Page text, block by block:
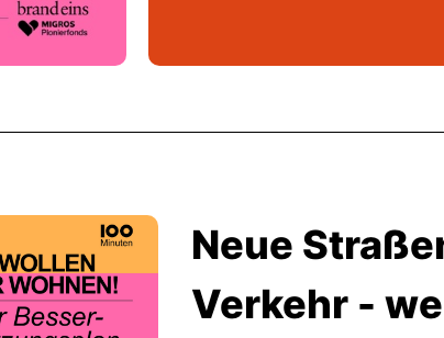
Neue
Verkehr -